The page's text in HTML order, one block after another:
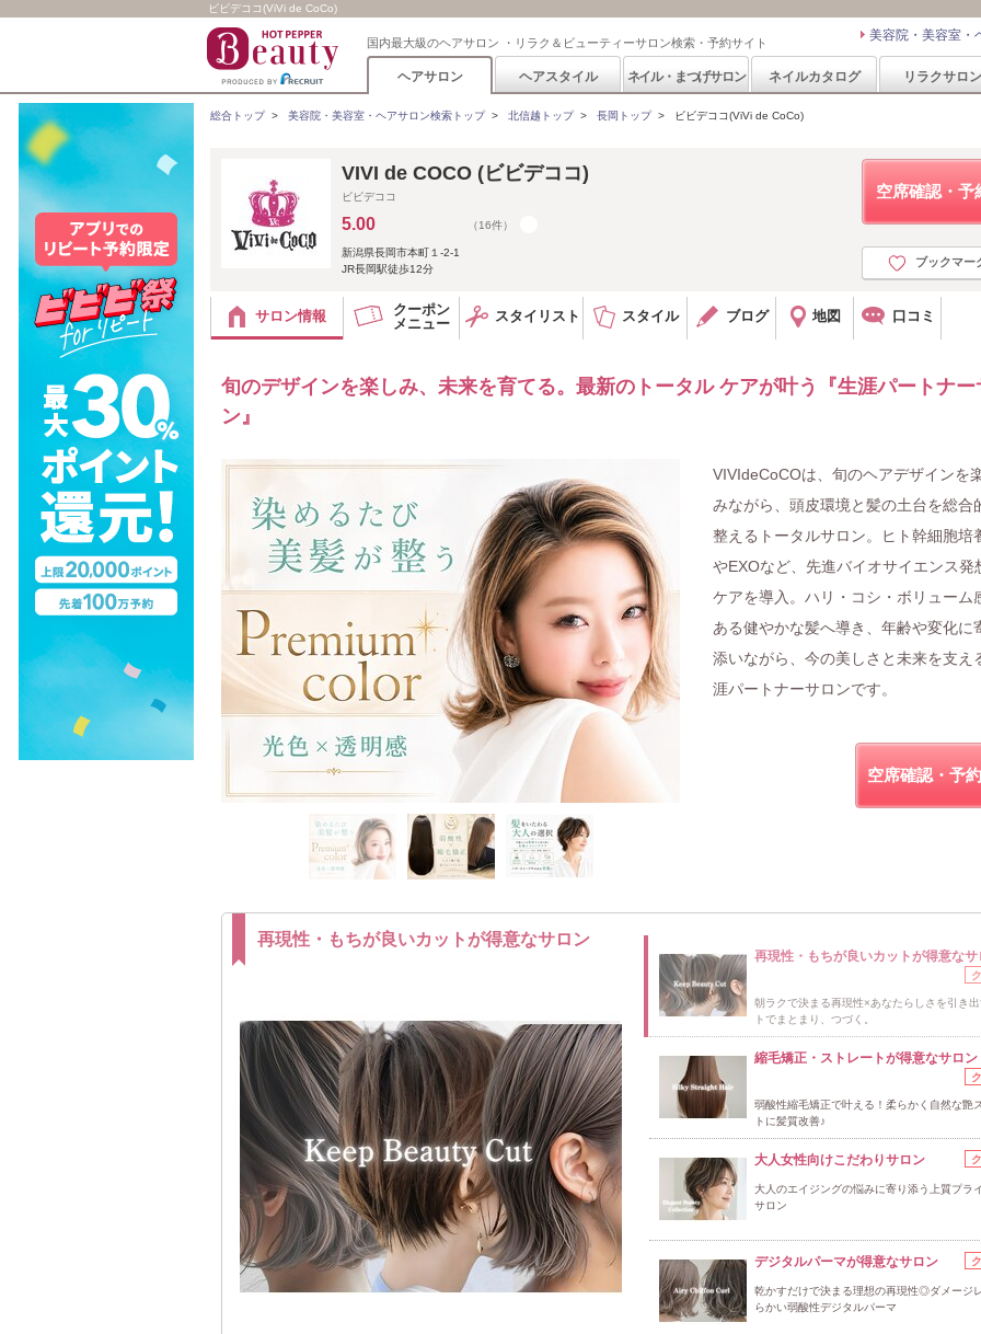
ビビデココ(ViVi de CoCo)
国内最大級のヘアサロン ・リラク＆ビューティーサロン検索・予約サイト 美容院・美容室・
ヘアサロン ヘアスタイル ネイル・まつげサロン ネイルカタログ リラクサロン
総合トップ> 美容院・美容室・ヘアサロン検索トップ> 北信越トップ> 長岡トップ> ビビデココ(ViVi de CoCo)
空席確認・予
ブックマー
VIVI de COCO (ビビデココ)
ビビデココ
5.00 （16件）
新潟県長岡市本町１-2-1
JR長岡駅徒歩12分
サロン情報
クーポン
メニュー
スタイリスト スタイル ブログ 地図 口コミ
旬のデザインを楽しみ、未来を育てる。最新のトータル ケアが叶う『生涯パートナー
ン』
VIVIdeCoCOは、旬のヘアデザインを
みながら、頭皮環境と髪の土台を総合
整えるトータルサロン。ヒト幹細胞培
やEXOなど、先進バイオサイエンス発
ケアを導入。ハリ・コシ・ボリューム
ある健やかな髪へ導き、年齢や変化に
添いながら、今の美しさと未来を支え
涯パートナーサロンです。
空席確認・予
再現性・もちが良いカットが得意なサロン
再現性・もちが良いカットが得意なサ
朝ラクで決まる再現性×あなたらしさを引き
トでまとまり、つづく。
縮毛矯正・ストレートが得意なサロン
弱酸性縮毛矯正で叶える！柔らかく自然な艶
トに髪質改善♪
大人女性向けこだわりサロン
大人のエイジングの悩みに寄り添う上質プラ
サロン
デジタルパーマが得意なサロン
乾かすだけで決まる理想の再現性◎ダメージ
らかい弱酸性デジタルパーマ